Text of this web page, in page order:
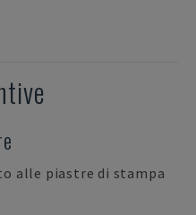
alle piastre di stampa